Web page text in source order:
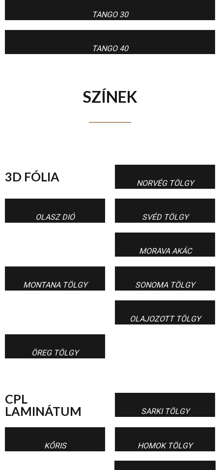
TANGO 30
TANGO 40
SZÍNEK
3D FÓLIA NORVÉG TÖLGY
OLASZ DIÓ SVÉD TÖLGY
MORAVA AKÁC
MONTANA TÖLGY SONOMA TÖLGY
OLAJOZOTT TÖLGY
ÖREG TÖLGY
CPL
LAMINÁTUM
SARKI TÖLGY
KŐRIS HOMOK TÖLGY